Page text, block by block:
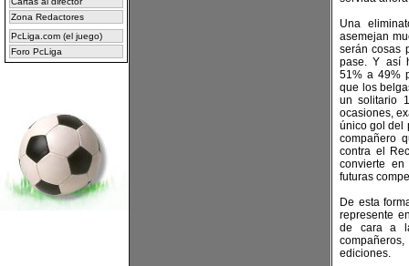
Zona Redactores
PcLiga.com (el juego)
Foro PcLiga
Una
asemejan
serán cosas
pase. Y así
51% a 49%
que los
un solitario
ocasiones,
único gol del
compañero
contra el
convierte
futuras
De esta
represente
de cara a
ediciones.